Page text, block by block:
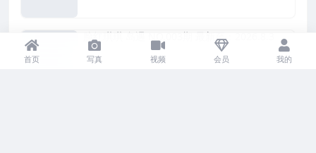
脸红琪琪 岛遇 NO.003期 最新至：2026.8.3
首页 写真 视频 会员 我的